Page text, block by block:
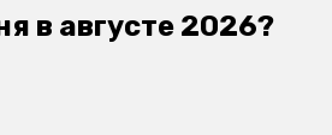
в августе 2026?